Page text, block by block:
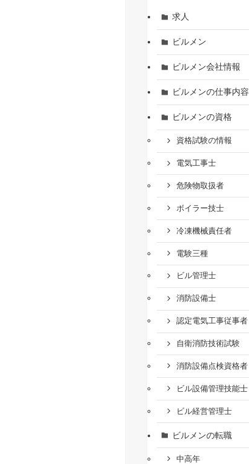
求人
ビルメン
ビルメン会社情報
ビルメンの仕事内容
ビルメンの資格
資格試験の情報
電気工事士
危険物取扱者
ボイラー技士
冷凍機械責任者
電験三種
ビル管理士
消防設備士
認定電気工事従事者
自衛消防技術試験
消防設備点検資格者
ビル設備管理技能士
ビル経営管理士
ビルメンの転職
中高年